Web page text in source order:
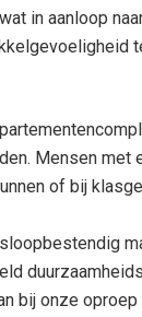
wat in aanloop
Mensen met
of bij
bij onze